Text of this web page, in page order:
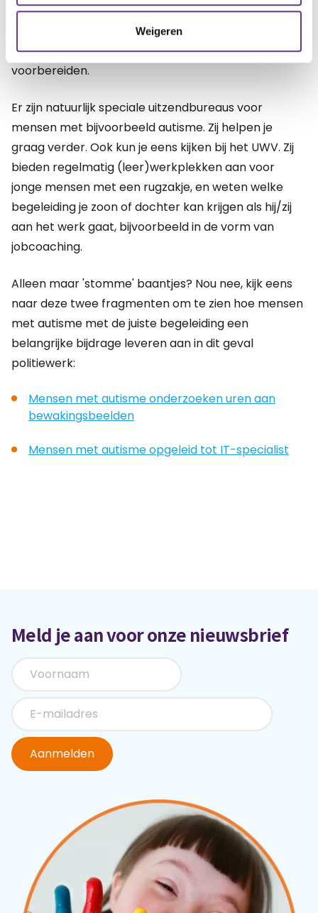
Weigeren
spreken samen, zodat dit niet als een verrassing
komt. Gebeurtenissen kun je niet voorspellen,
gedrag op deze gebeurtenissen kun je wel helpen
voorbereiden.
Er zijn natuurlijk speciale uitzendbureaus voor
mensen met bijvoorbeeld autisme. Zij helpen je
graag verder. Ook kun je eens kijken bij het UWV. Zij
bieden regelmatig (leer)werkplekken aan voor
jonge mensen met een rugzakje, en weten welke
begeleiding je zoon of dochter kan krijgen als hij/zij
aan het werk gaat, bijvoorbeeld in de vorm van
jobcoaching.
Alleen maar 'stomme' baantjes? Nou nee, kijk eens
naar deze twee fragmenten om te zien hoe mensen
met autisme met de juiste begeleiding een
belangrijke bijdrage leveren aan in dit geval
politiewerk:
Mensen met autisme onderzoeken uren aan
bewakingsbeelden
Mensen met autisme opgeleid tot IT-specialist
Meld je aan voor onze nieuwsbrief
Aanmelden